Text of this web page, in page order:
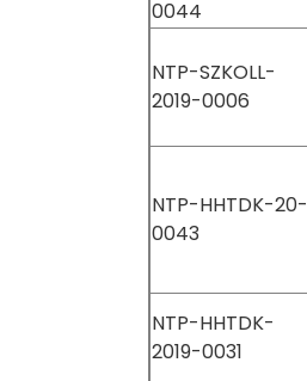
0044
NTP-SZKOLL-
2019-0006
NTP-HHTDK-20-
0043
NTP-HHTDK-
2019-0031